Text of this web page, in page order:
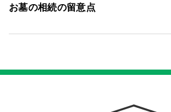
お墓の相続の留意点